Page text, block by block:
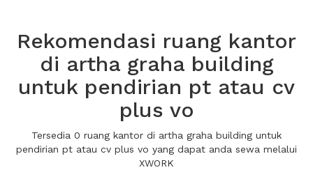
Rekomendasi ruang kantor
di artha graha building
untuk pendirian pt atau cv
plus vo
Tersedia 0 ruang kantor di artha graha building untuk
pendirian pt atau cv plus vo yang dapat anda sewa melalui
XWORK